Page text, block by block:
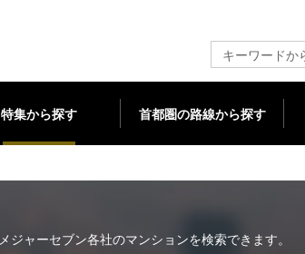
特集から探す 首都圏の路線から探す
メジャーセブン各社のマンションを検索できます。